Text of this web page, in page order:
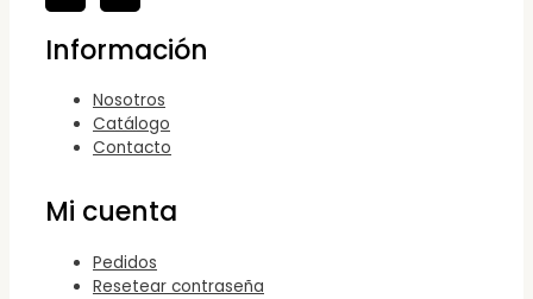
Información
Nosotros
Catálogo
Contacto
Mi cuenta
Pedidos
Resetear contraseña